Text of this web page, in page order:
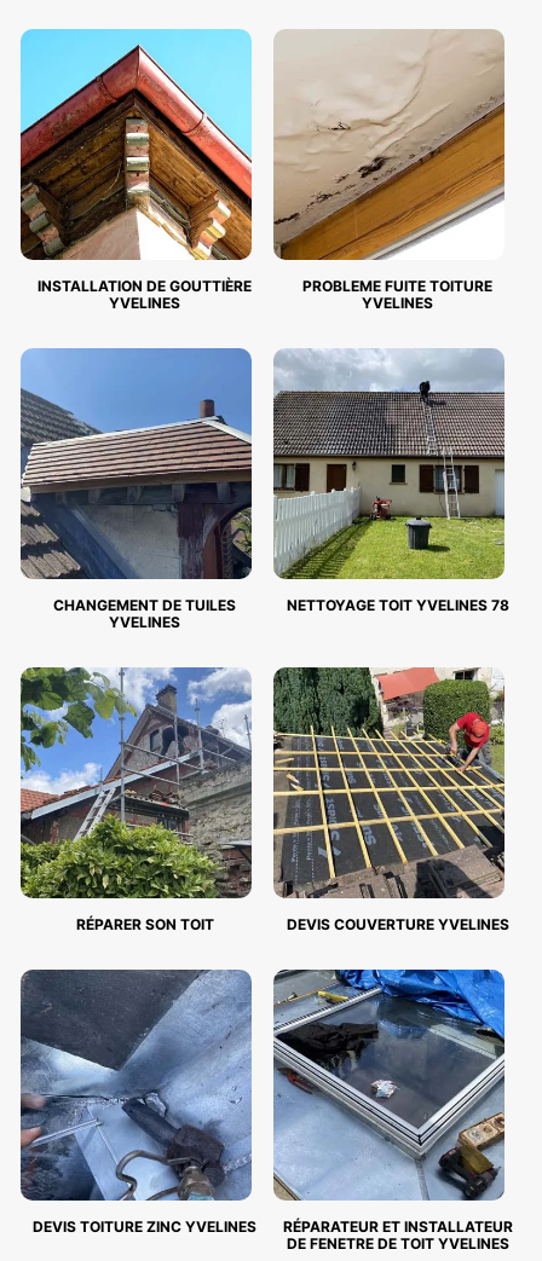
INSTALLATION DE GOUTTIÈRE
YVELINES
PROBLEME FUITE TOITURE
YVELINES
CHANGEMENT DE TUILES
YVELINES
NETTOYAGE TOIT YVELINES 78
RÉPARER SON TOIT DEVIS COUVERTURE YVELINES
DEVIS TOITURE ZINC YVELINES
RÉPARATEUR ET INSTALLATEUR
DE FENETRE DE TOIT YVELINES